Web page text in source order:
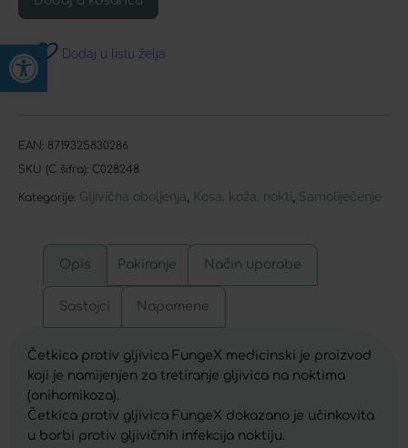
Open toolbar
Dodaj u listu želja
EAN: 8719325830286
SKU (C šifra): C028248
Kategorije: Gljivična oboljenja Kosa, koža, nokti Samoliječenje
Opis Pakiranje Način uporabe
Sastojci Napomene
Četkica protiv gljivica FungeX medicinski je proizvod
koji je namijenjen za tretiranje gljivica na noktima
(onihomikoza).
Četkica protiv gljivica FungeX dokazano je učinkovita
u borbi protiv gljivičnih infekcija noktiju.